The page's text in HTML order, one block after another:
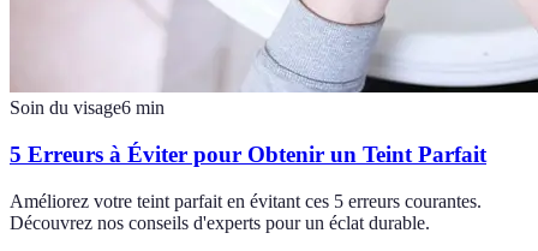
Soin du visage6 min
5 Erreurs à Éviter pour Obtenir un Teint Parfait
Améliorez votre teint parfait en évitant ces 5 erreurs courantes.
Découvrez nos conseils d'experts pour un éclat durable.